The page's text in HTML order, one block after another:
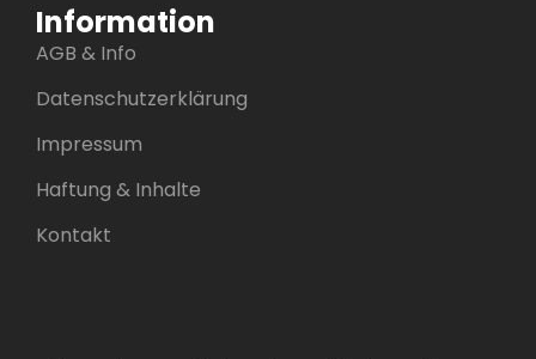
Information
AGB & Info
Datenschutzerklärung
Impressum
Haftung & Inhalte
Kontakt